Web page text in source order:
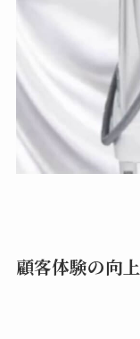
顧客体験の向上